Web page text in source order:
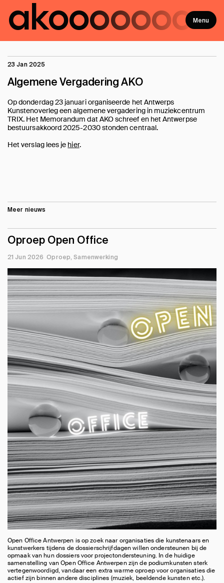
ako Menu
23 Jan 2025
Algemene Vergadering AKO
Op donderdag 23 januari organiseerde het Antwerps
Kunstenoverleg een algemene vergadering in muziekcentrum
TRIX. Het Memorandum dat AKO schreef en het Antwerpse
bestuursakkoord 2025-2030 stonden centraal.
Het verslag lees je hier.
Meer nieuws
Oproep Open Office
21 Jun 2026 Oproep Samenwerking
Open Office Antwerpen is op zoek naar organisaties die kunstenaars en
kunstwerkers tijdens de dossierschrijfdagen willen ondersteunen bij de
opmaak van hun dossiers voor projectondersteuning. In de huidige
samenstelling van Open Office Antwerpen zijn de podiumkunsten sterk
vertegenwoordigd, vandaar een extra warme oproep voor organisaties die
actief zijn binnen andere disciplines (muziek, beeldende kunsten etc.).